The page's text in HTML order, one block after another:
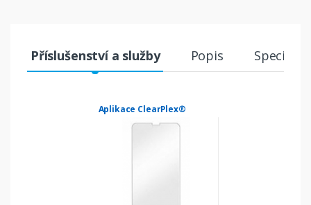
Příslušenství a služby Popis
Aplikace ClearPlex®